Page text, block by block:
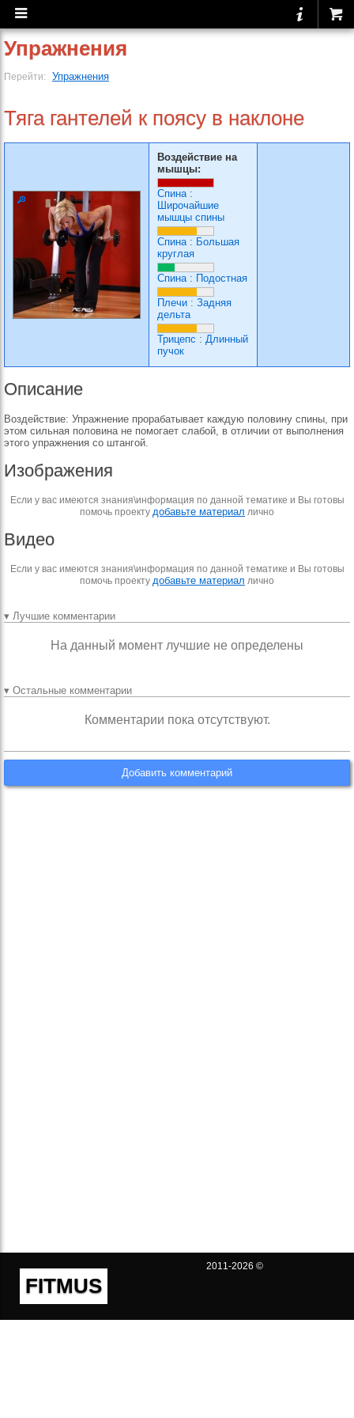
Упражнения
Перейти: Упражнения
Тяга гантелей к поясу в наклоне
Воздействие на
мышцы:
Спина:
Широчайшие
мышцы спины
Спина: Большая
круглая
Спина: Подостная
Плечи : Задняя
дельта
Трицепс : Длинный
пучок
Описание
Воздействие: Упражнение прорабатывает каждую половину спины, при
этом сильная половина не помогает слабой, в отличии от выполнения
этого упражнения со штангой.
Изображения
Если у вас имеются знания\информация по данной тематике и Вы готовы
помочь проекту добавьте материал лично
Видео
Если у вас имеются знания\информация по данной тематике и Вы готовы
помочь проекту добавьте материал лично
▾ Лучшие комментарии
На данный момент лучшие не определены
▾ Остальные комментарии
Комментарии пока отсутствуют.
Добавить комментарий
FITMUS
2011-2026 ©